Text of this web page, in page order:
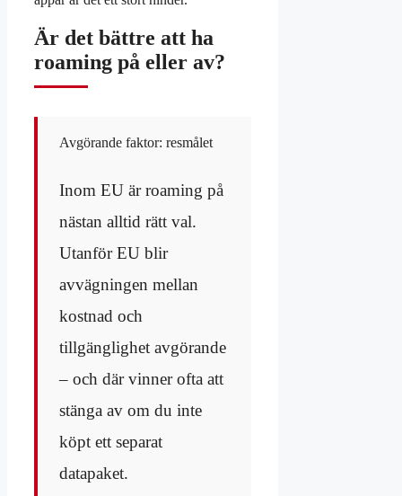
Är det bättre att ha
roaming på eller av?
Avgörande faktor: resmålet
Inom EU är roaming på
nästan alltid rätt val.
Utanför EU blir
avvägningen mellan
kostnad och
tillgänglighet avgörande
– och där vinner ofta att
stänga av om du inte
köpt ett separat
datapaket.